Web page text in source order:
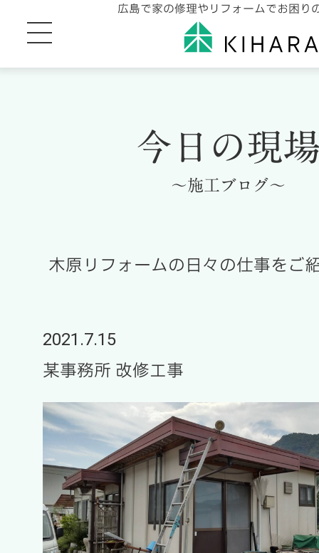
広島で家の修理やリフォームでお困り
今日の現
～施工ブログ～
木原リフォームの日々の仕事をご
2021.7.15
某事務所 改修工事